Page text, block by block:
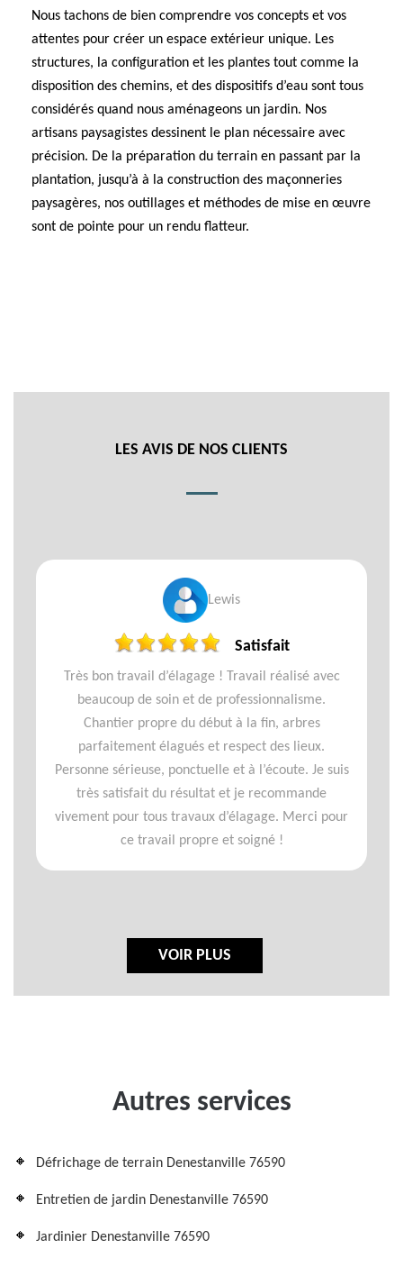
Nous tachons de bien comprendre vos concepts et vos
attentes pour créer un espace extérieur unique. Les
structures, la configuration et les plantes tout comme la
disposition des chemins, et des dispositifs d’eau sont tous
considérés quand nous aménageons un jardin. Nos
artisans paysagistes dessinent le plan nécessaire avec
précision. De la préparation du terrain en passant par la
plantation, jusqu’à à la construction des maçonneries
paysagères, nos outillages et méthodes de mise en œuvre
sont de pointe pour un rendu flatteur.
LES AVIS DE NOS CLIENTS
Lewis
Satisfait
Très bon travail d’élagage ! Travail réalisé avec
beaucoup de soin et de professionnalisme.
Chantier propre du début à la fin, arbres
parfaitement élagués et respect des lieux.
Personne sérieuse, ponctuelle et à l’écoute. Je suis
très satisfait du résultat et je recommande
vivement pour tous travaux d’élagage. Merci pour
ce travail propre et soigné !
VOIR PLUS
Autres services
Défrichage de terrain Denestanville 76590
Entretien de jardin Denestanville 76590
Jardinier Denestanville 76590